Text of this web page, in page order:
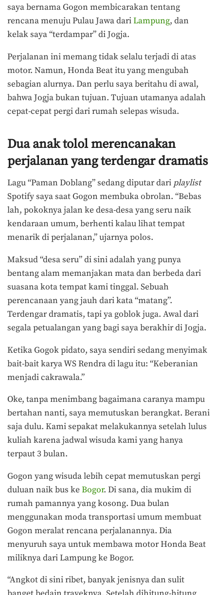
saya bernama Gogon membicarakan tentang
rencana menuju Pulau Jawa dariLampung, dan
kelak saya “terdampar” di Jogja.
Perjalanan ini memang tidak selalu terjadi di atas
motor. Namun, Honda Beat itu yang mengubah
sebagian alurnya. Dan perlu saya beritahu di awal,
bahwa Jogja bukan tujuan. Tujuan utamanya adalah
cepat-cepat pergi dari rumah selepas wisuda.
Dua anak tolol merencanakan
perjalanan yang terdengar dramatis
Lagu “Paman Doblang” sedang diputar dari playlist
Spotify saya saat Gogon membuka obrolan. “Bebas
lah, pokoknya jalan ke desa-desa yang seru naik
kendaraan umum, berhenti kalau lihat tempat
menarik di perjalanan,” ujarnya polos.
Maksud “desa seru” di sini adalah yang punya
bentang alam memanjakan mata dan berbeda dari
suasana kota tempat kami tinggal. Sebuah
perencanaan yang jauh dari kata “matang”.
Terdengar dramatis, tapi ya goblok juga. Awal dari
segala petualangan yang bagi saya berakhir di Jogja.
Ketika Gogok pidato, saya sendiri sedang menyimak
bait-bait karya WS Rendra di lagu itu: “Keberanian
menjadi cakrawala.”
Oke, tanpa menimbang bagaimana caranya mampu
bertahan nanti, saya memutuskan berangkat. Berani
saja dulu. Kami sepakat melakukannya setelah lulus
kuliah karena jadwal wisuda kami yang hanya
terpaut 3 bulan.
Gogon yang wisuda lebih cepat memutuskan pergi
duluan naik bus ke Bogor. Di sana, dia mukim di
rumah pamannya yang kosong. Dua bulan
menggunakan moda transportasi umum membuat
Gogon meralat rencana perjalanannya. Dia
menyuruh saya untuk membawa motor Honda Beat
miliknya dari Lampung ke Bogor.
“Angkot di sini ribet, banyak jenisnya dan sulit